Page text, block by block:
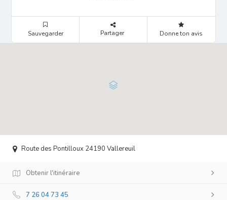
Sauvegarder Partager Donne ton avis
Route des Pontilloux 24190 Vallereuil
Obtenir l'itinéraire
7 26 04 73 45